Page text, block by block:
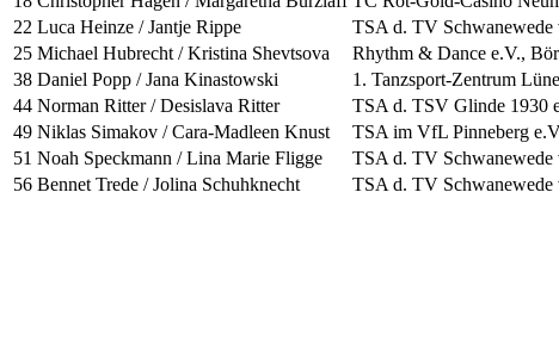
22 Luca Heinze / Jantje Rippe
TSA d. TV Schwanewede
25 Michael Hubrecht / Kristina Shevtsova
Rhythm & Dance e.V.,
38 Daniel Popp / Jana Kinastowski
1. Tanzsport-Zentrum
44 Norman Ritter / Desislava Ritter
TSA d. TSV Glinde 1930
49 Niklas Simakov / Cara-Madleen Knust
TSA im VfL Pinneberg
51 Noah Speckmann / Lina Marie Fligge
TSA d. TV Schwanewede
56 Bennet Trede / Jolina Schuhknecht TSA d. TV Schwanewede